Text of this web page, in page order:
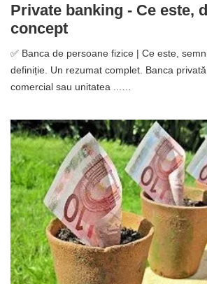
Private banking - Ce este,
concept
✅ Banca de persoane fizice | Ce este,
definiție. Un rezumat complet. Banca
comercial sau unitatea ...…